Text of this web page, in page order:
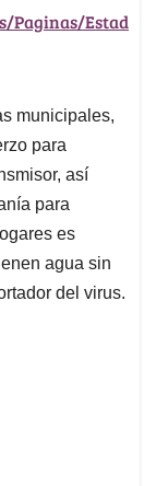
Paginas/Estad
municipales,
para
así
para
es
agua sin
del virus.